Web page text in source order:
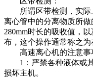
所谓区带检测，实际
离心管中的分离物质所
280mm时长的吸收值，
布，这个操作通常称之为
高速离心机的注意事
1：严禁各种液体或其
损坏主机。